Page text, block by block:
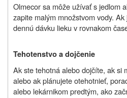
Olmecor sa môže užívať s jedlom
zapite malým množstvom vody.
dennú dávku lieku v rovnakom
Tehotenstvo a dojčenie
Ak ste tehotná alebo dojčíte, ak si
alebo ak plánujete otehotnieť,
alebo lekárnikom predtým, ako